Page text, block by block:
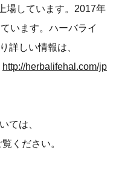
場しています。2017年
います。ハーバライ
詳しい情報は、
http://herbalifehal.com/jp
ては、
ください。